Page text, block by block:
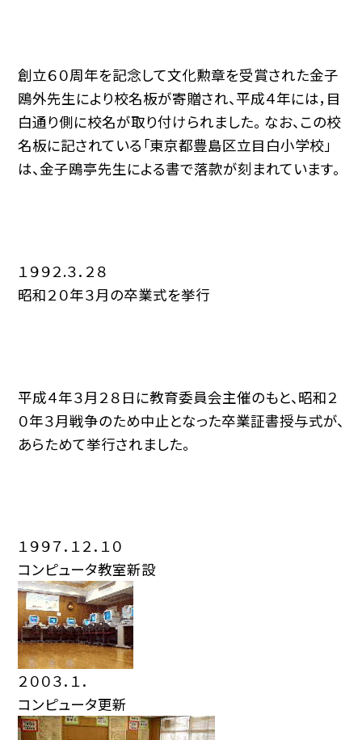
創立６０周年を記念して文化勲章を受賞された金子
鴎外先生により校名板が寄贈され、平成４年には，目
白通り側に校名が取り付けられました。 なお、この校
名板に記されている「東京都豊島区立目白小学校」
は、金子鴎亭先生による書で落款が刻まれています。
１９９２.３．２８
昭和２０年３月の卒業式を挙行
平成４年３月２８日に教育委員会主催のもと、昭和２
０年３月戦争のため中止となった卒業証書授与式が、
あらためて挙行されました。
１９９７．１２．１０
コンピュータ教室新設
２００３．１．
コンピュータ更新